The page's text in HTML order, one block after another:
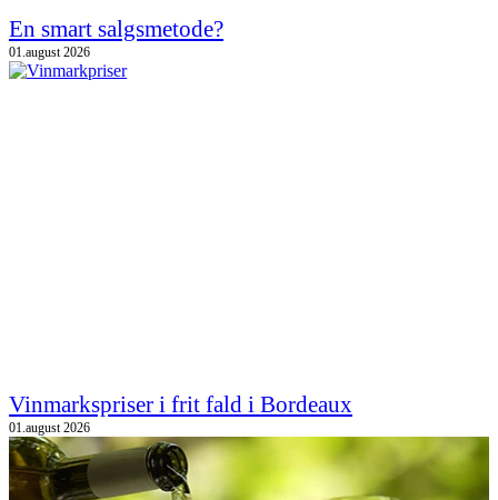
En smart salgsmetode?
01.august 2026
Vinmarkspriser i frit fald i Bordeaux
01.august 2026